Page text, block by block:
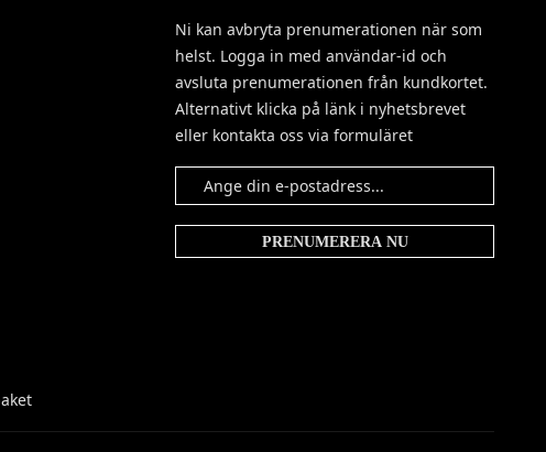
Ni kan avbryta prenumerationen när som
helst. Logga in med användar-id och
avsluta prenumerationen från kundkortet.
Alternativt klicka på länk i nyhetsbrevet
eller kontakta oss via formuläret